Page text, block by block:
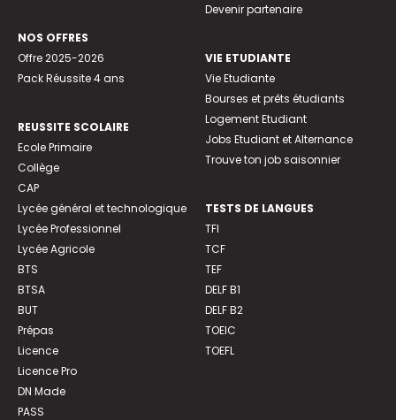
NOS OFFRES
Offre 2025-2026
Pack Réussite 4 ans
REUSSITE SCOLAIRE
Ecole Primaire
Collège
CAP
Lycée général et technologique
Lycée Professionnel
Lycée Agricole
BTS
BTSA
BUT
Prépas
Licence
Licence Pro
DN Made
PASS
Devenir partenaire
VIE ETUDIANTE
Vie Etudiante
Bourses et prêts étudiants
Logement Etudiant
Jobs Etudiant et Alternance
Trouve ton job saisonnier
TESTS DE LANGUES
TFI
TCF
TEF
DELF B1
DELF B2
TOEIC
TOEFL